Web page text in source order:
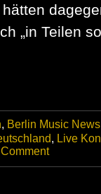
„in Teilen
, Berlin Music News
, Live
on